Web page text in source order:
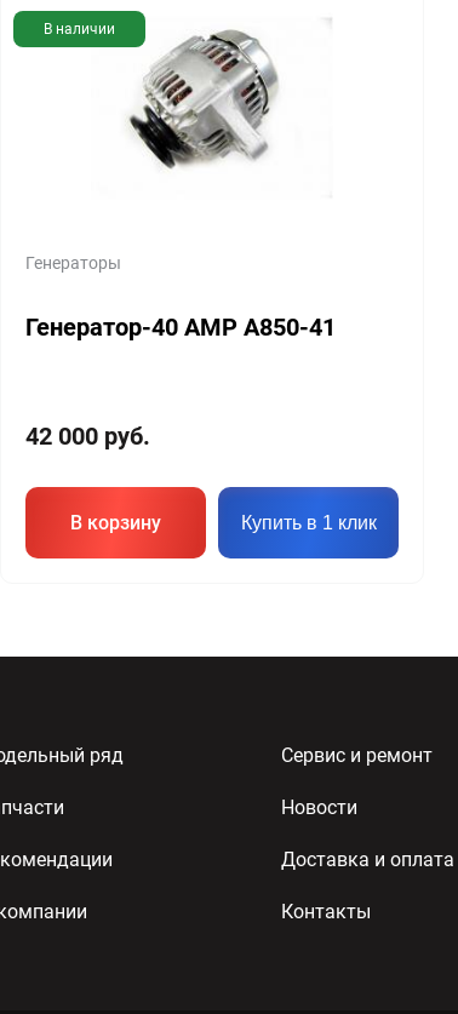
В наличии
Генераторы
Генератор-40 AMP A850-41
42 000 руб.
В корзину Купить в 1 клик
ряд Сервис и ремонт
Новости
Доставка и оплата
Контакты